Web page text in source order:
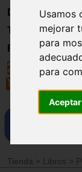
Usamos
mejorar
para
para
Aceptar
Directorio
Trabajo
Registro
Tienda > Libros >